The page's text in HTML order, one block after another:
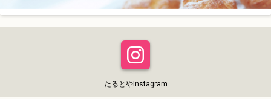
たるとやInstagram